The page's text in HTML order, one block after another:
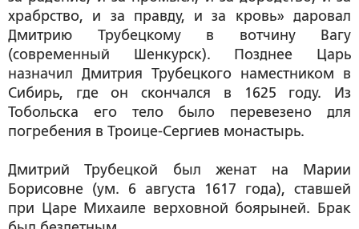
храбрство, и за правду, и за кровь» даровал
Дмитрию Трубецкому в вотчину Вагу
(современный Шенкурск). Позднее Царь
назначил Дмитрия Трубецкого наместником в
Сибирь, где он скончался в 1625 году. Из
Тобольска его тело было перевезено для
погребения в Троице-Сергиев монастырь.
Дмитрий Трубецкой был женат на Марии
Борисовне (ум. 6 августа 1617 года), ставшей
при Царе Михаиле верховной боярыней. Брак